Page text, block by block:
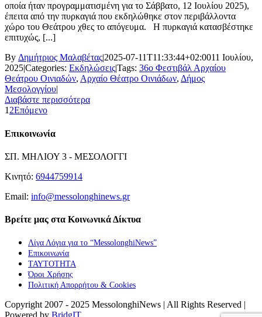
οποία ήταν προγραμματισμένη για το Σάββατο, 12 Ιουλίου 2025),
έπειτα από την πυρκαγιά που εκδηλώθηκε στον περιβάλλοντα
χώρο του Θεάτρου χθες το απόγευμα. Η πυρκαγιά κατασβέστηκε
επιτυχώς, [...]
By Δημήτριος Μαλαβέτας|2025-07-11T11:33:44+02:0011 Ιουλίου,
2025|Categories: Εκδηλώσεις|Tags: 36ο Φεστιβάλ Αρχαίου
Θεάτρου Οινιαδών, Αρχαίο Θέατρο Οινιάδων, Δήμος
Μεσολογγίου|
Διαβάστε περισσότερα
1 2Επόμενο
Επικοινωνία
ΣΠ. ΜΗΛΙΟΥ 3 - ΜΕΣΟΛΟΓΓΙ
Κινητό: 6944759914
Email: info@messolonghinews.gr
Βρείτε μας στα Κοινωνικά Δίκτυα
Λίγα Λόγια για το “MessolonghiNews”
Επικοινωνία
ΤΑΥΤΟΤΗΤΑ
Όροι Χρήσης
Πολιτική Απορρήτου & Cookies
Copyright 2007 - 2025 MessolonghiNews | All Rights Reserved |